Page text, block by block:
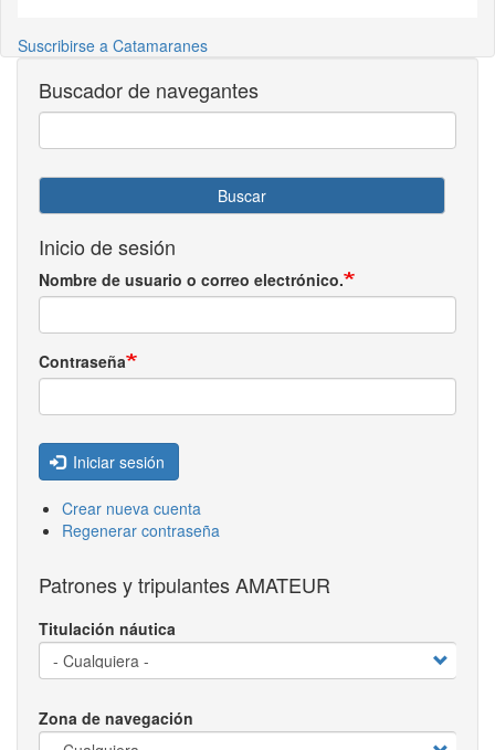
Suscribirse a Catamaranes
Buscador de navegantes
Buscar
Inicio de sesión
Nombre de usuario o correo electrónico.
Contraseña
Iniciar sesión
Crear nueva cuenta
Regenerar contraseña
Patrones y tripulantes AMATEUR
Titulación náutica
Zona de navegación